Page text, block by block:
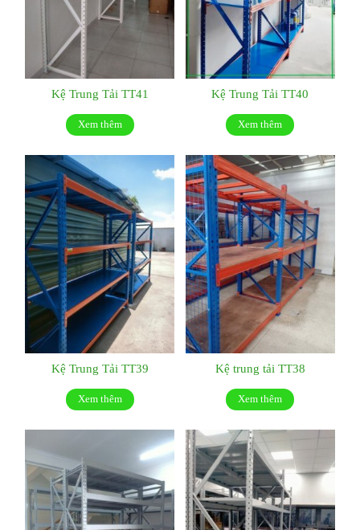
Kệ Trung Tải TT41
Xem thêm
Kệ Trung Tải TT40
Xem thêm
Kệ Trung Tải TT39
Xem thêm
Kệ trung tải TT38
Xem thêm